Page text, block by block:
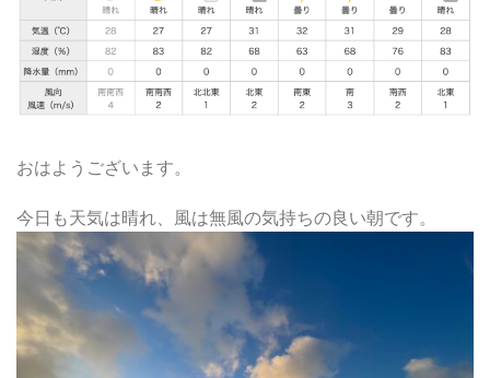
おはようございます。
今日も天気は晴れ、風は無風の気持ちの良い朝です。